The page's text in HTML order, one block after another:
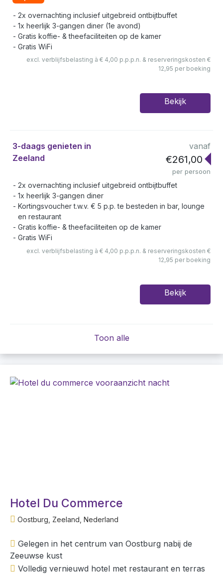
2x overnachting inclusief uitgebreid ontbijtbuffet
1x heerlijk 3-gangen diner (1e avond)
Gratis koffie- & theefaciliteiten op de kamer
Gratis WiFi
excl. verblijfsbelasting à € 4,00 p.p.p.n. & reserveringskosten €
12,95 per boeking
Bekijk
3-daags genieten in
Zeeland
vanaf
€261,00
per persoon
2x overnachting inclusief uitgebreid ontbijtbuffet
1x heerlijk 3-gangen diner
Kortingsvoucher t.w.v. € 5 p.p. te besteden in bar, lounge
en restaurant
Gratis koffie- & theefaciliteiten op de kamer
Gratis WiFi
excl. verblijfsbelasting à € 4,00 p.p.p.n. & reserveringskosten €
12,95 per boeking
Bekijk
Toon alle
Hotel Du Commerce
Oostburg, Zeeland, Nederland
Gelegen in het centrum van Oostburg nabij de
Zeeuwse kust
Volledig vernieuwd hotel met restaurant en terras